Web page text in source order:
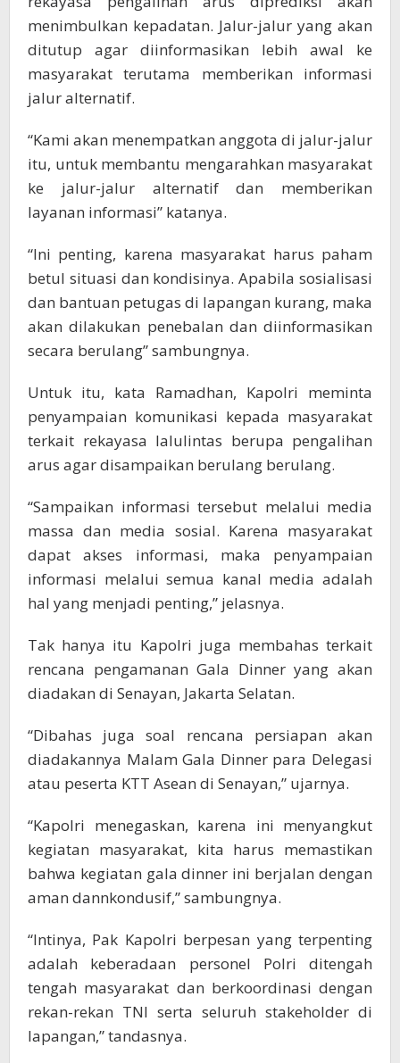
menimbulkan kepadatan. Jalur-jalur yang akan
ditutup agar diinformasikan lebih awal ke
masyarakat terutama memberikan informasi
jalur alternatif.
“Kami akan menempatkan anggota di jalur-jalur
itu, untuk membantu mengarahkan masyarakat
ke jalur-jalur alternatif dan memberikan
layanan informasi” katanya.
“Ini penting, karena masyarakat harus paham
betul situasi dan kondisinya. Apabila sosialisasi
dan bantuan petugas di lapangan kurang, maka
akan dilakukan penebalan dan diinformasikan
secara berulang” sambungnya.
Untuk itu, kata Ramadhan, Kapolri meminta
penyampaian komunikasi kepada masyarakat
terkait rekayasa lalulintas berupa pengalihan
arus agar disampaikan berulang berulang.
“Sampaikan informasi tersebut melalui media
massa dan media sosial. Karena masyarakat
dapat akses informasi, maka penyampaian
informasi melalui semua kanal media adalah
hal yang menjadi penting,” jelasnya.
Tak hanya itu Kapolri juga membahas terkait
rencana pengamanan Gala Dinner yang akan
diadakan di Senayan, Jakarta Selatan.
“Dibahas juga soal rencana persiapan akan
diadakannya Malam Gala Dinner para Delegasi
atau peserta KTT Asean di Senayan,” ujarnya.
“Kapolri menegaskan, karena ini menyangkut
kegiatan masyarakat, kita harus memastikan
bahwa kegiatan gala dinner ini berjalan dengan
aman dannkondusif,” sambungnya.
“Intinya, Pak Kapolri berpesan yang terpenting
adalah keberadaan personel Polri ditengah
tengah masyarakat dan berkoordinasi dengan
rekan-rekan TNI serta seluruh stakeholder di
lapangan,” tandasnya.